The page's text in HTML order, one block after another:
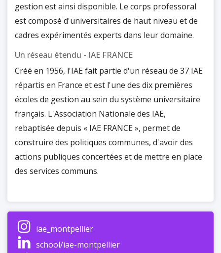
gestion est ainsi disponible. Le corps professoral
est composé d'universitaires de haut niveau et de
cadres expérimentés experts dans leur domaine.
Un réseau étendu - IAE FRANCE
Créé en 1956, l'IAE fait partie d'un réseau de 37 IAE
répartis en France et est l'une des dix premières
écoles de gestion au sein du système universitaire
français. L'Association Nationale des IAE,
rebaptisée depuis « IAE FRANCE », permet de
construire des politiques communes, d'avoir des
actions publiques concertées et de mettre en place
des services communs.
Une mission de formation
La mission de l'IAE est de former des managers qui
souhaitent obtenir une double compétence, en
iae_montpellier
school/iae-montpellier